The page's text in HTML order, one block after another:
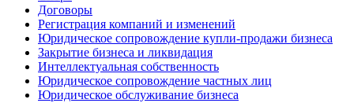
Договоры
Регистрация компаний и изменений
Юридическое сопровождение купли-продажи бизнеса
Закрытие бизнеса и ликвидация
Интеллектуальная собственность
Юридическое сопровождение частных лиц
Юридическое обслуживание бизнеса